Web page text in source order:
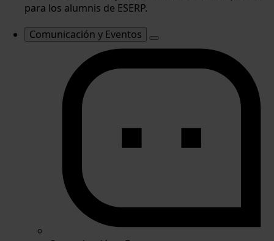
para los alumnis de ESERP.
Comunicación y Eventos